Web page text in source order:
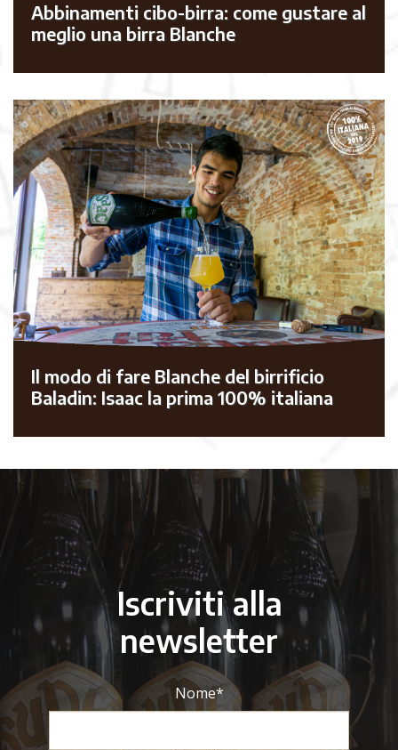
Abbinamenti cibo-birra: come gustare al
meglio una birra Blanche
Il modo di fare Blanche del birrificio
Baladin: Isaac la prima 100% italiana
Iscriviti alla
newsletter
Nome*